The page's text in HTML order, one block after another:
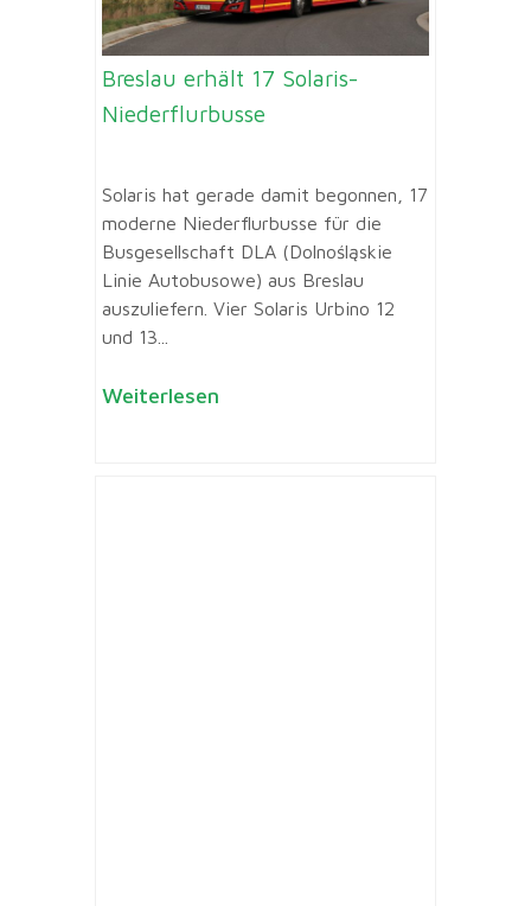
Breslau erhält 17 Solaris-
Niederflurbusse
Solaris hat gerade damit begonnen, 17
moderne Niederflurbusse für die
Busgesellschaft DLA (Dolnośląskie
Linie Autobusowe) aus Breslau
auszuliefern. Vier Solaris Urbino 12
und 13...
Weiterlesen